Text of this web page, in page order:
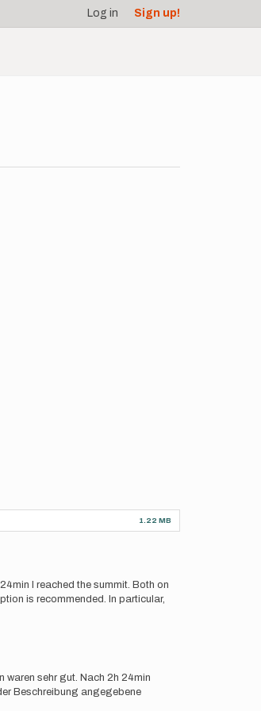
Log in Sign up!
1.22 MB
I reached the summit. Both on
is recommended. In particular,
waren sehr gut. Nach 2h 24min
Beschreibung angegebene